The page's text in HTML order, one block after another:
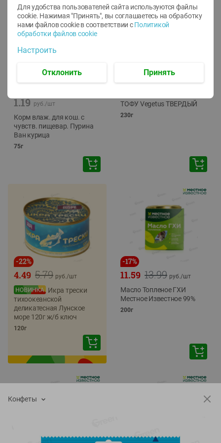
1.19 руб./шт
Корм влаж. для кош. с
чувств. пищевар. Пурина
Ван курица
75г
ТОФУ Vegetus ТВЕРДЫЙ
230г
-22%
5.79
4.49 руб./шт
Икра трески
тихоокеанской
деликатесная Лунское
море 120г ж/б ключ
120г
-17%
13.99
11.59 руб./шт
Масло Топленое ГХИ
Местное Известное 99%
200г
Конфеты
Для удобства пользователей сайта используются файлы
cookie. Нажимая "Принять", вы соглашаетесь на обработку
нами файлов cookie в соответствии с Политикой
обработки файлов cookie
Настроить
Отклонить Принять